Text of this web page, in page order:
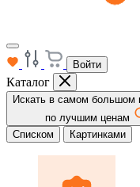
Войти
Каталог
Искать в самом большом
по лучшим ценам
Списком
Картинками